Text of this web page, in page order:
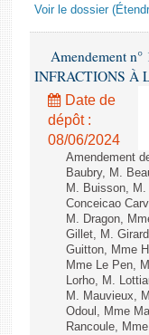
Voir le dossier
Amendement
INFRACTIONS À
Date de
dépôt :
08/06/2024
Amendement
Baubry, M.
M. Buisson,
Conceicao
M. Dragon,
Gillet, M.
Guitton, Mme
Mme Le Pen,
Lorho, M.
M. Mauvieux,
Odoul, Mme
Rancoule,